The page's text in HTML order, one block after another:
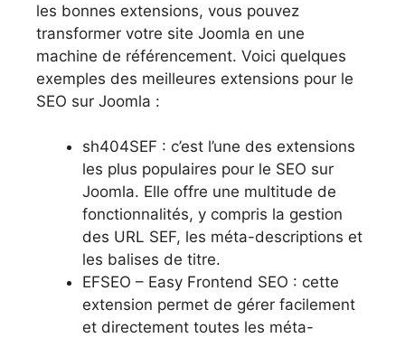
les bonnes extensions, vous pouvez
transformer votre site Joomla en une
machine de référencement. Voici quelques
exemples des meilleures extensions pour le
SEO sur Joomla :
sh404SEF : c’est l’une des extensions
les plus populaires pour le SEO sur
Joomla. Elle offre une multitude de
fonctionnalités, y compris la gestion
des URL SEF, les méta-descriptions et
les balises de titre.
EFSEO – Easy Frontend SEO : cette
extension permet de gérer facilement
et directement toutes les méta-